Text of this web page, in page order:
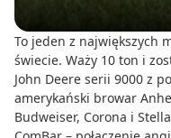
To jeden z największych
świecie. Waży 10 ton i
John Deere serii 9000 z
amerykański browar
Budweiser, Corona i